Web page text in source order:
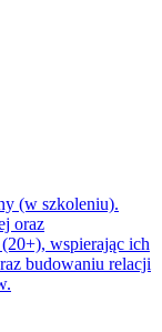
(w szkoleniu).
oraz
wspierając ich
budowaniu relacji